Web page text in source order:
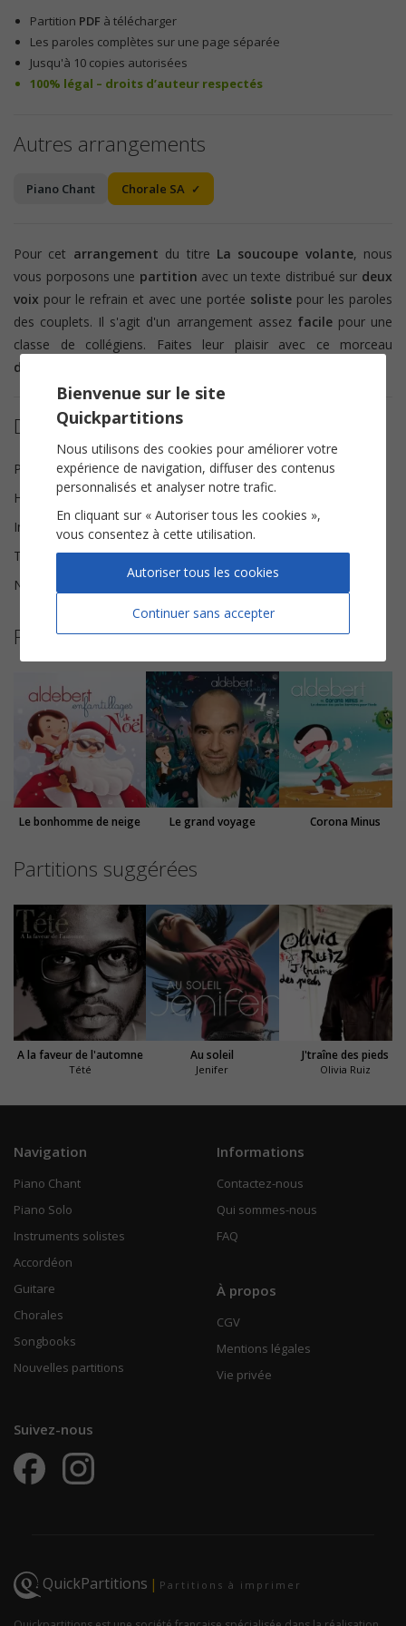
Partition PDF à télécharger
Les paroles complètes sur une page séparée
Jusqu'à 10 copies autorisées
100% légal – droits d’auteur respectés
Autres arrangements
Piano Chant Chorale SA
Pour cet arrangement du titre La soucoupe volante, nous
vous porposons une partition avec un texte distribué sur deux
voix pour le refrain et avec une portée soliste pour les paroles
des couplets. Il s'agit d'un arrangement assez facile pour une
classe de collégiens. Faites leur plaisir avec ce morceau
d'Aldebert
Détails de la partition
Paroles et Musique
Aldebert
Harmonisation
Marie Pili
Instrumentation
Chorale SA
Tonalité
Si♭ majeur
Nombre de pages
Plus de partitions de Aldebert
Le bonhomme de neige Le grand voyage Corona Minus
Partitions suggérées
A la faveur de l'automne
Tété
Au soleil
Jenifer
J'traîne des pieds
Olivia Ruiz
Navigation
Piano Chant
Piano Solo
Instruments solistes
Accordéon
Guitare
Chorales
Songbooks
Nouvelles partitions
Informations
Contactez-nous
Qui sommes-nous
FAQ
À propos
CGV
Mentions légales
Vie privée
Suivez-nous
QuickPartitions | Partitions à imprimer
Bienvenue sur le site
Quickpartitions
Nous utilisons des cookies pour améliorer votre
expérience de navigation, diffuser des contenus
personnalisés et analyser notre trafic.
En cliquant sur « Autoriser tous les cookies »,
vous consentez à cette utilisation.
Continuer sans accepter
Autoriser tous les cookies